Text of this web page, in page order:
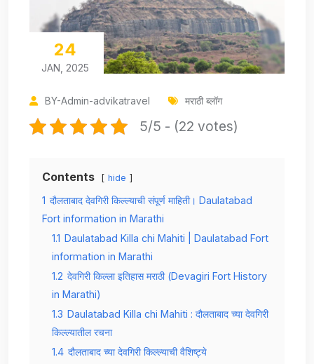
24
JAN, 2025
BY-Admin-advikatravel मराठी ब्लॉग
5/5 - (22 votes)
Contents hide
1 दौलताबाद देवगिरी किल्ल्याची संपूर्ण माहिती। Daulatabad
Fort information in Marathi
1.1 Daulatabad Killa chi Mahiti | Daulatabad Fort
information in Marathi
1.2 देवगिरी किल्ला इतिहास मराठी (Devagiri Fort History
in Marathi)
1.3 Daulatabad Killa chi Mahiti : दौलताबाद च्या देवगिरी
किल्ल्यातील रचना
1.4 दौलताबाद च्या देवगिरी किल्ल्याची वैशिष्ट्ये